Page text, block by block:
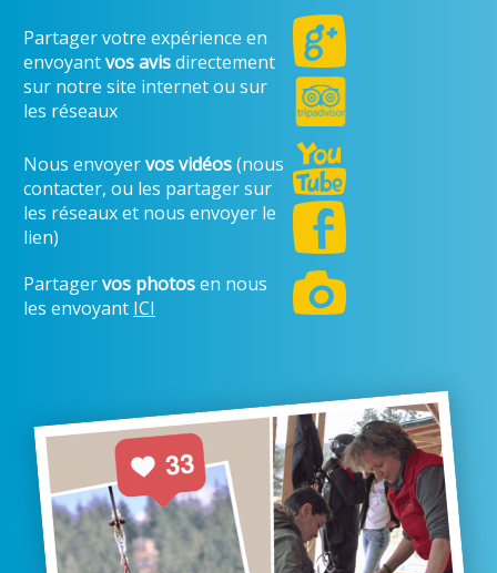
Partager votre expérience en
envoyantvos avisdirectement
sur notre site internet ou sur
les réseaux
Nous envoyervos vidéos(nous
contacter, ou les partager sur
les réseaux et nous envoyer le
lien)
Partagervos photosen nous
les envoyant ICI